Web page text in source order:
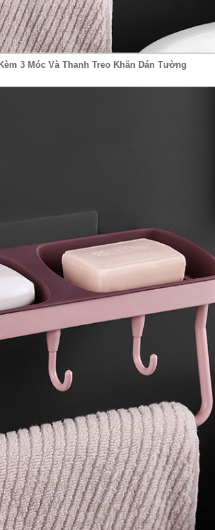
3 Móc Và Thanh Treo Khăn Dán Tường